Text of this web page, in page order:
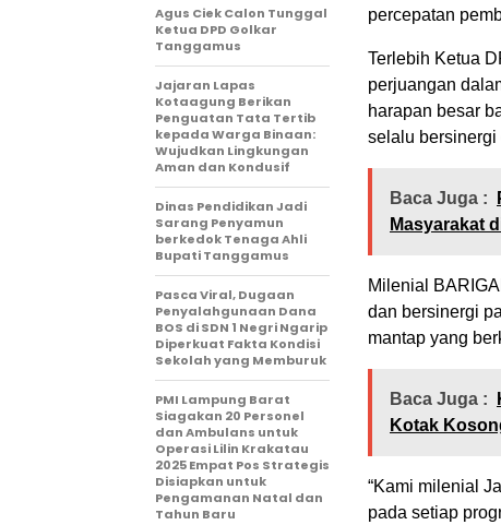
percepatan
Terlebih Ketua
perjuangan
harapan besar
selalu bersinergi
Baca Juga :
Masyarakat
Milenial
dan bersinergi
mantap yang
Baca Juga :
Kotak
“Kami milenial
pada setiap
Agus Ciek Calon Tunggal
Ketua DPD Golkar
Tanggamus
Jajaran Lapas
Kotaagung Berikan
Penguatan Tata Tertib
kepada Warga Binaan:
Wujudkan Lingkungan
Aman dan Kondusif
Dinas Pendidikan Jadi
Sarang Penyamun
berkedok Tenaga Ahli
Bupati Tanggamus
Pasca Viral, Dugaan
Penyalahgunaan Dana
BOS di SDN 1 Negri Ngarip
Diperkuat Fakta Kondisi
Sekolah yang Memburuk
PMI Lampung Barat
Siagakan 20 Personel
dan Ambulans untuk
Operasi Lilin Krakatau
2025 Empat Pos Strategis
Disiapkan untuk
Pengamanan Natal dan
Tahun Baru